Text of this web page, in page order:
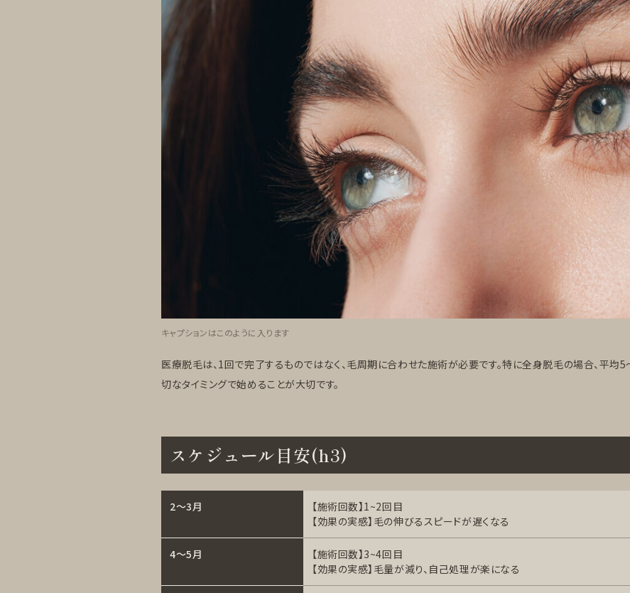
キャプションはこのように入ります
医療脱毛は、1回で完了するものではなく、毛周期に合わせた施術が必要です。特に全身脱毛の場合、平均
切なタイミングで始めることが大切です。
スケジュール目安(h3)
2〜3月
【施術回数】1~2回目
【効果の実感】毛の伸びるスピードが遅くなる
4〜5月
【施術回数】3~4回目
【効果の実感】毛量が減り、自己処理が楽になる